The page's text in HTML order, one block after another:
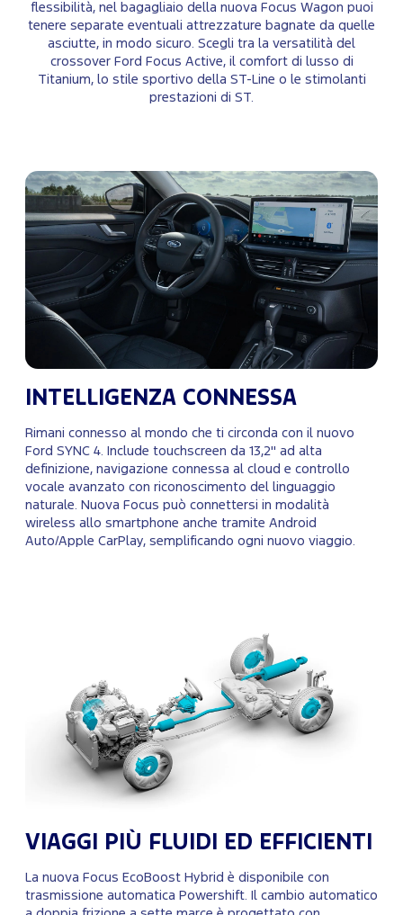
flessibilità, nel bagagliaio della nuova Focus Wagon puoi
tenere separate eventuali attrezzature bagnate da quelle
asciutte, in modo sicuro. Scegli tra la versatilità del
crossover Ford Focus Active, il comfort di lusso di
Titanium, lo stile sportivo della ST-Line o le stimolanti
prestazioni di ST.
INTELLIGENZA CONNESSA
Rimani connesso al mondo che ti circonda con il nuovo
Ford SYNC 4. Include touchscreen da 13,2" ad alta
definizione, navigazione connessa al cloud e controllo
vocale avanzato con riconoscimento del linguaggio
naturale. Nuova Focus può connettersi in modalità
wireless allo smartphone anche tramite Android
Auto/Apple CarPlay, semplificando ogni nuovo viaggio.
VIAGGI PIÙ FLUIDI ED EFFICIENTI
La nuova Focus EcoBoost Hybrid è disponibile con
trasmissione automatica Powershift. Il cambio automatico